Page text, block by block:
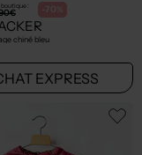
: -70%
chiné bleu
EXPRESS